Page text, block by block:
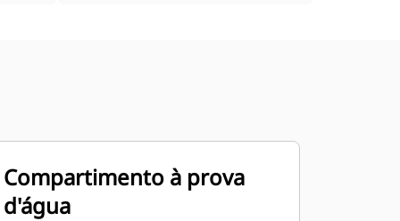
Compartimento à prova
d'água